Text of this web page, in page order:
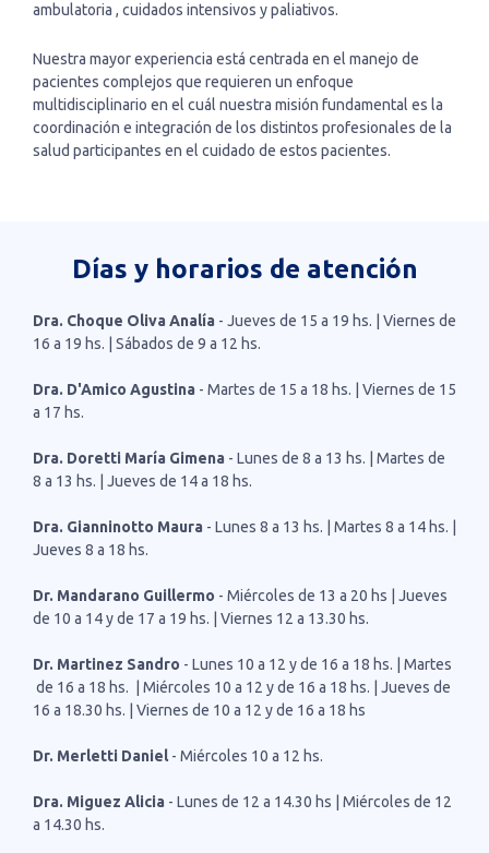
ambulatoria , cuidados intensivos y paliativos.
Nuestra mayor experiencia está centrada en el manejo de
pacientes complejos que requieren un enfoque
multidisciplinario en el cuál nuestra misión fundamental es la
coordinación e integración de los distintos profesionales de la
salud participantes en el cuidado de estos pacientes.
Días y horarios de atención
Dra. Choque Oliva Analía - Jueves de 15 a 19 hs. | Viernes de
16 a 19 hs. | Sábados de 9 a 12 hs.
Dra. D'Amico Agustina - Martes de 15 a 18 hs. | Viernes de 15
a 17 hs.
Dra. Doretti María Gimena - Lunes de 8 a 13 hs. | Martes de
8 a 13 hs. | Jueves de 14 a 18 hs.
Dra. Gianninotto Maura - Lunes 8 a 13 hs. | Martes 8 a 14 hs. |
Jueves 8 a 18 hs.
Dr. Mandarano Guillermo - Miércoles de 13 a 20 hs | Jueves
de 10 a 14 y de 17 a 19 hs. | Viernes 12 a 13.30 hs.
Dr. Martinez Sandro - Lunes 10 a 12 y de 16 a 18 hs. | Martes
de 16 a 18 hs. | Miércoles 10 a 12 y de 16 a 18 hs. | Jueves de
16 a 18.30 hs. | Viernes de 10 a 12 y de 16 a 18 hs
Dr. Merletti Daniel- Miércoles 10 a 12 hs.
Dra. Miguez Alicia - Lunes de 12 a 14.30 hs | Miércoles de 12
a 14.30 hs.